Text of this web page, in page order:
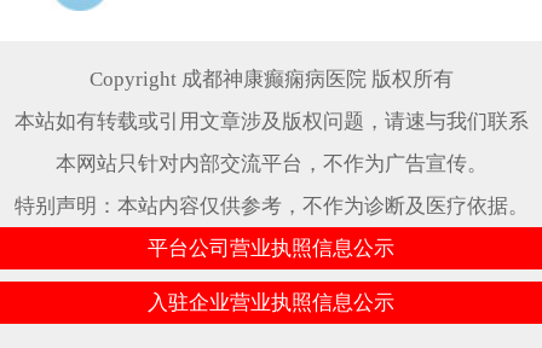
Copyright 成都神康癫痫病医院 版权所有
本站如有转载或引用文章涉及版权问题，请速与我们联系
本网站只针对内部交流平台，不作为广告宣传。
特别声明：本站内容仅供参考，不作为诊断及医疗依据。
平台公司营业执照信息公示
入驻企业营业执照信息公示